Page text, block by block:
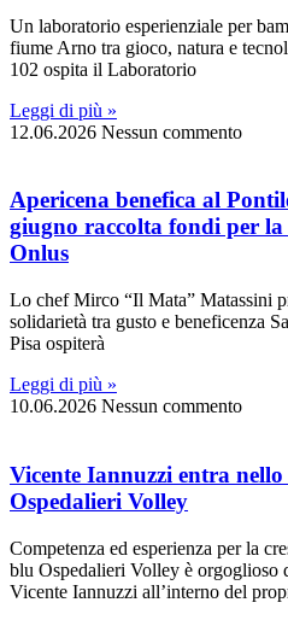
Un laboratorio esperienziale per
fiume Arno tra gioco, natura e
102 ospita il Laboratorio
Leggi di più »
12.06.2026 Nessun commento
Apericena benefica al
giugno raccolta fondi per
Onlus
Lo chef Mirco “Il Mata” Matassini
solidarietà tra gusto e beneficenza
Pisa ospiterà
Leggi di più »
10.06.2026 Nessun commento
Vicente Iannuzzi entra
Ospedalieri Volley
Competenza ed esperienza per la
blu Ospedalieri Volley è orgoglioso
Vicente Iannuzzi all’interno del